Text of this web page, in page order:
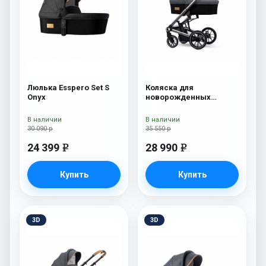
Люлька Esspero Set S
Onyx
30 090 р
24 399 e
Купить
В наличии
Коляска для
новорожденных
35 550 р
28 990 e
Купить
В наличии
3D 3D